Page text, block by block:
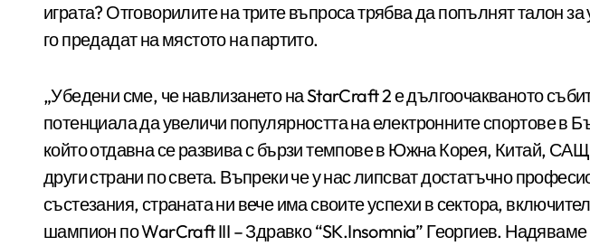
играта? Отговорилите на трите въпроса трябва да попълнят талон
го предадат на мястото на партито.
„Убедени сме, че навлизането на StarCraft 2 е дългоочакваното
потенциала да увеличи популярността на електронните спортове в
който отдавна се развива с бързи темпове в Южна Корея, Китай,
други страни по света. Въпреки че у нас липсват достатъчно
състезания, страната ни вече има своите успехи в сектора,
шампион по WarCraft III – Здравко “SK.Insomnia” Георгиев. Надяваме